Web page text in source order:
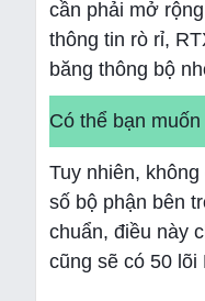
cần phải mở
thông tin rò rỉ,
băng thông bộ
Có thể bạn
Tuy nhiên,
số bộ phận bên
chuẩn, điều này
cũng sẽ có 50 lõi